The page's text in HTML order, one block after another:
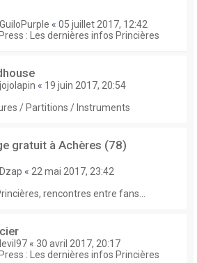
GuiloPurple « 05 juillet 2017, 12:42
: Les dernières infos Princières
jojolapin « 19 juin 2017, 20:54
/ Partitions / Instruments
gratuit à Achères (78)
Dzap « 22 mai 2017, 23:42
rencontres entre fans...
levil97 « 30 avril 2017, 20:17
: Les dernières infos Princières